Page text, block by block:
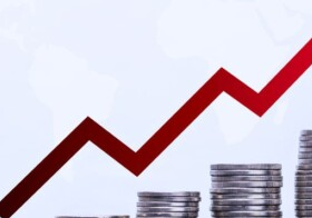
demandé un revenu